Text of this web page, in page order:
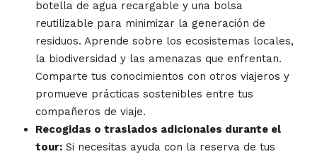
botella de agua recargable y una bolsa
reutilizable para minimizar la generación de
residuos. Aprende sobre los ecosistemas locales,
la biodiversidad y las amenazas que enfrentan.
Comparte tus conocimientos con otros viajeros y
promueve prácticas sostenibles entre tus
compañeros de viaje.
Recogidas o traslados adicionales durante el
tour: Si necesitas ayuda con la reserva de tus